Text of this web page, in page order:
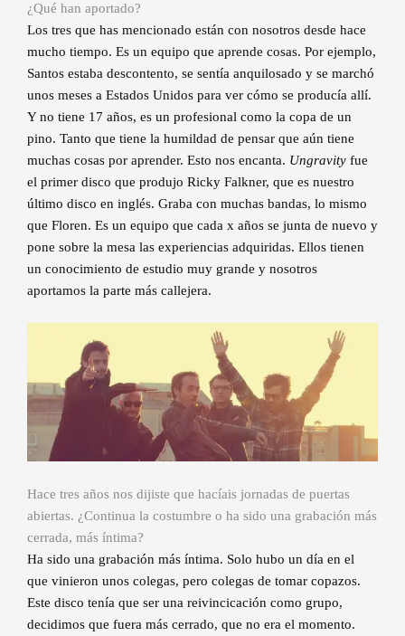
¿Qué han aportado?
Los tres que has mencionado están con nosotros desde hace
mucho tiempo. Es un equipo que aprende cosas. Por ejemplo,
Santos estaba descontento, se sentía anquilosado y se marchó
unos meses a Estados Unidos para ver cómo se producía allí.
Y no tiene 17 años, es un profesional como la copa de un
pino. Tanto que tiene la humildad de pensar que aún tiene
muchas cosas por aprender. Esto nos encanta. Ungravity fue
el primer disco que produjo Ricky Falkner, que es nuestro
último disco en inglés. Graba con muchas bandas, lo mismo
que Floren. Es un equipo que cada x años se junta de nuevo y
pone sobre la mesa las experiencias adquiridas. Ellos tienen
un conocimiento de estudio muy grande y nosotros
aportamos la parte más callejera.
Hace tres años nos dijiste que hacíais jornadas de puertas
abiertas. ¿Continua la costumbre o ha sido una grabación más
cerrada, más íntima?
Ha sido una grabación más íntima. Solo hubo un día en el
que vinieron unos colegas, pero colegas de tomar copazos.
Este disco tenía que ser una reivincicación como grupo,
decidimos que fuera más cerrado, que no era el momento.